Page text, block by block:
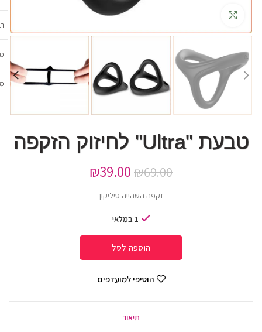
טבעת "Ultra" לחיזוק הזקפה
₪69.00
₪39.00
זקפה השהייה סיליקון
1 במלאי
הוספה לסל
הוסיפי למועדפים
תיאור